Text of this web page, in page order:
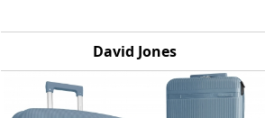
David Jones